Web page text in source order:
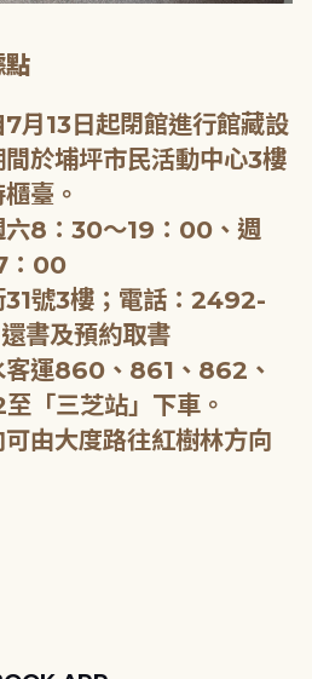
點
月13日起閉館進行館藏設
於埔坪市民活動中心3樓
臺。
六8：30～19：00、週
：00
31號3樓；電話：2492-
書及預約取書
客運860、861、862、
「三芝站」下車。
由大度路往紅樹林方向